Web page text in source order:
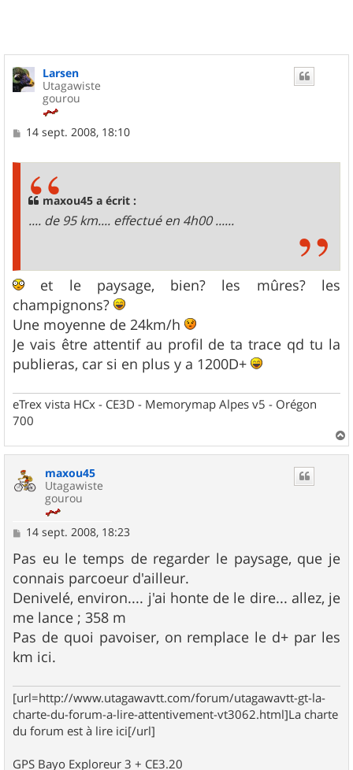
Larsen
Utagawiste
gourou
M14 sept. 2008, 18:10
maxou45 a écrit :
.... de 95 km.... effectué en 4h00 ......
et le paysage, bien? les mûres? les
champignons?
Une moyenne de 24km/h
Je vais être attentif au profil de ta trace qd tu la
publieras, car si en plus y a 1200D+
eTrex vista HCx - CE3D - Memorymap Alpes v5 - Orégon
700
a
maxou45
Utagawiste
gourou
M
s
s
a
g
e
14 sept. 2008, 18:23
Pas eu le temps de regarder le paysage, que je
connais parcoeur d'ailleur.
Denivelé, environ.... j'ai honte de le dire... allez, je
me lance ; 358 m
Pas de quoi pavoiser, on remplace le d+ par les
km ici.
[url=http://www.utagawavtt.com/forum/utagawavtt-gt-la-
charte-du-forum-a-lire-attentivement-vt3062.html]La charte
du forum est à lire ici[/url]
GPS Bayo Exploreur 3 + CE3.20